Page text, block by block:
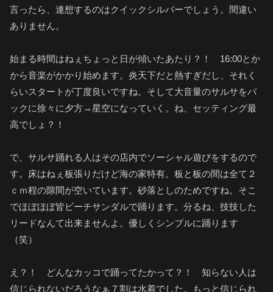
言ったら、連想するのはクイックシルバーでしょう。間違い
ありません。
始まる時間はねぇちょっと日が傾いたあたり？！ 16:00とか
から音楽がかかり始めます。炎天下だと熱すぎだし、それく
らいスタートが丁度良いですね。そして大音量のサルサをバ
ックに徐々に夕方→星空になっていく。ね、セッティング最
高でしょ？！
で、サルサ踊れる人はその店内でソーシャル遊びをするので
す。床はねぇ板張りだけど海の家特有。板と板の間は全て２
ｃｍ程の隙間が空いています。砂落としのためですね。そこ
でほぼほぼ皆ビーチサンダルで踊ります。分るね、技技した
リードなんて出来ませんよ。優しくシンプルに踊ります
（笑）
え？！ どんなカッコで踊ってたかって？！ 知らない人は
信じられないだろうなぁ７割は水着でした。もっと信じられ